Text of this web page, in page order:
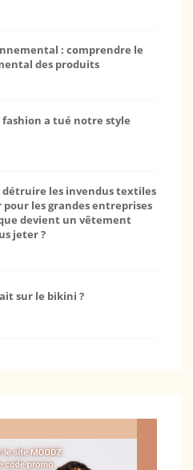
: comprendre le
des produits
a tué notre style
détruire les invendus textiles
les grandes entreprises
devient un vêtement
jeter ?
sur le bikini ?